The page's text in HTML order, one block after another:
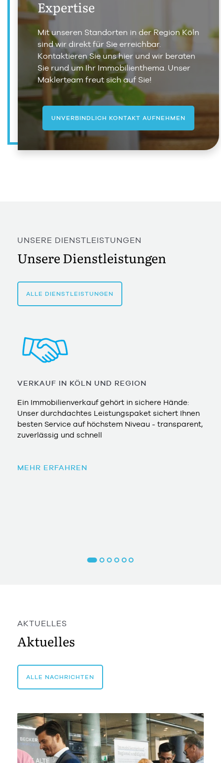
Expertise
Mit unseren Standorten in der Region Köln
sind wir direkt für Sie erreichbar.
Kontaktieren Sie uns hier und wir beraten
Sie rund um Ihr Immobilienthema. Unser
Maklerteam freut sich auf Sie!
UNVERBINDLICH KONTAKT AUFNEHMEN
UNSERE DIENSTLEISTUNGEN
Unsere Dienstleistungen
ALLE DIENSTLEISTUNGEN
VERKAUF IN KÖLN UND REGION
Ein Immobilienverkauf gehört in sichere Hände:
Unser durchdachtes Leistungspaket sichert Ihnen
besten Service auf höchstem Niveau - transparent,
zuverlässig und schnell
MEHR ERFAHREN
AKTUELLES
Aktuelles
ALLE NACHRICHTEN